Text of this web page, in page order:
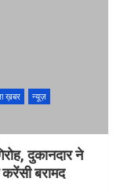
ख़बर
न्यूज़
दुकानदार ने
बरामद